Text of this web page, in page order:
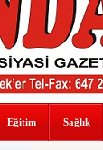
Eğitim Sağlık